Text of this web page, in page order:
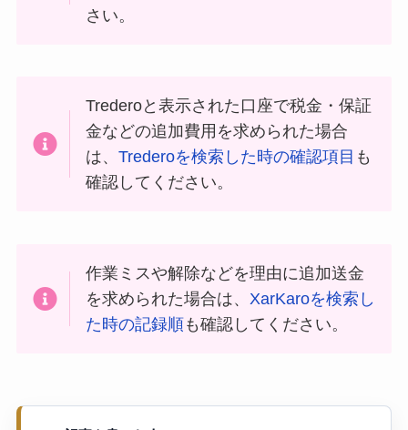
さい。
Trederoと表示された口座で税金・保証
金などの追加費用を求められた場合
は、Trederoを検索した時の確認項目 も
確認してください。
作業ミスや解除などを理由に追加送金
を求められた場合は、XarKaroを検索し
た時の記録順も確認してください。